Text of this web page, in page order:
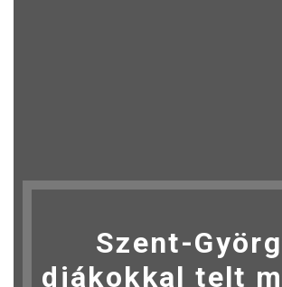
Szent-
diákokkal telt